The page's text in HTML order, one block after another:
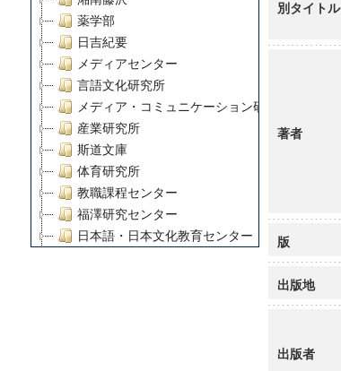
薬学部
日吉紀要
メディアセンター
言語文化研究所
メディア・コミュニケーション研究所
産業研究所
斯道文庫
体育研究所
教職課程センター
福澤研究センター
日本語・日本文化教育センター
別タイトル
著者
版
出版地
出版者